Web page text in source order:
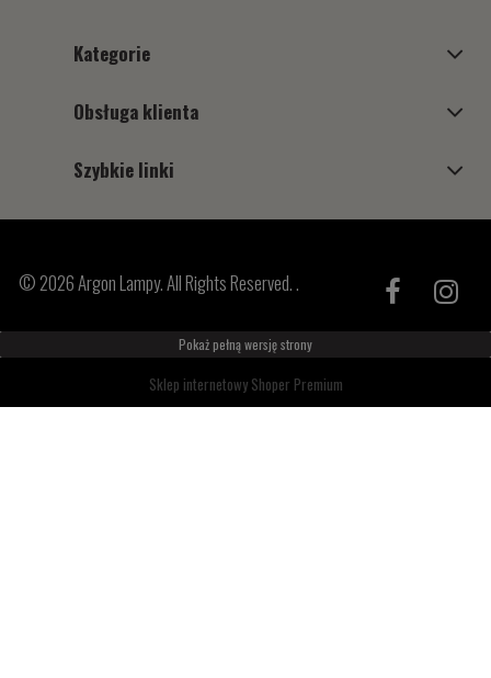
Kategorie
Obsługa klienta
Szybkie linki
© 2026 Argon Lampy. All Rights Reserved. .
Pokaż pełną wersję strony
Sklep internetowy Shoper Premium